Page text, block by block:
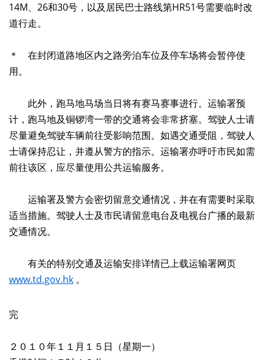
14M、26和30号，以及居民巴士路线第HR51号需要临时改
道行走。
＊ 在封闭道路地区内之路旁泊车位及停车场将会暂停使
用。
此外，跑马地马场当日将有赛马赛事进行。运输署预
计，跑马地及铜锣湾一带的交通将会非常挤塞。驾驶人士请
尽量避免驾驶车辆前往受影响范围。如遇交通受阻，驾驶人
士请保持忍让，并遵从警方的指示。运输署亦呼吁市民如需
前往该区，应尽量使用公共运输服务。
运输署及警方会密切留意交通情况，并在有需要时采取
适当措施。驾驶人士及市民请留意电台及电视台广播的最新
交通情况。
有关的特别交通及运输安排详情已上载运输署网页
www.td.gov.hk 。
完
２０１０年１１月１５日（星期一）